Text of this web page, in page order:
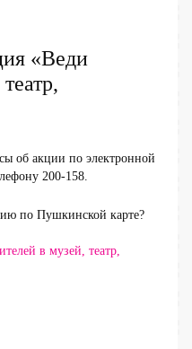
«Веди
об акции по электронной
200-158.
по Пушкинской карте?
в музей, театр,